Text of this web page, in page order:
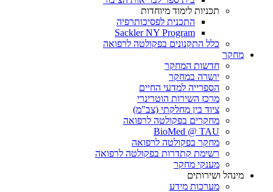
תכניות לימוד מיוחדות
התכנית לפסיכותרפיה
Sackler NY Program
כלל התקנונים בפקולטה לרפואה
מחקר
חדשות המחקר
יושרה במחקר
הספרייה למדעי החיים
מרכז השירות הוטרינרי
ציוד בין מחלקתי (צב"מ)
מחקרים בפקולטה לרפואה
BioMed @ TAU
מחקר בפקולטה לרפואה
רשימת קתדרות בפקולטה לרפואה
מענקי מחקר
מינהל ושירותים
מערכות מידע